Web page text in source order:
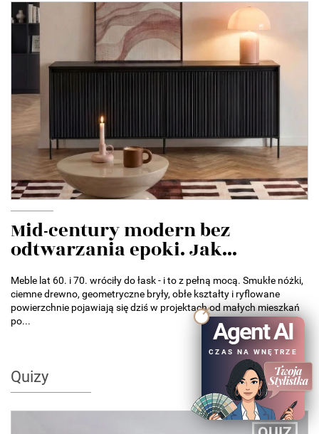
Mid-century modern bez
odtwarzania epoki. Jak...
Meble lat 60. i 70. wróciły do łask - i to z pełną mocą. Smukłe nóżki,
ciemne drewno, geometryczne bryły, obłe kształty i ryflowane
powierzchnie pojawiają się dziś w projektach od małych mieszkań
po...
Quizy
Agent AI
CZAS NA WNĘTRZE